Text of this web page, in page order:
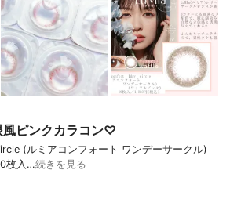
風ピンクカラコン♡
(ルミアコンフォート ワンデーサークル)
枚入…続きを見る